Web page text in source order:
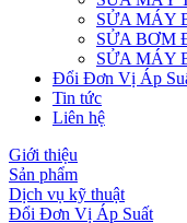
SỬA MÁY
SỬA BƠM
SỬA MÁY
Đổi Đơn Vị Áp
Tin tức
Liên hệ
Giới thiệu
Sản phẩm
Dịch vụ kỹ thuật
Đổi Đơn Vị Áp Suất